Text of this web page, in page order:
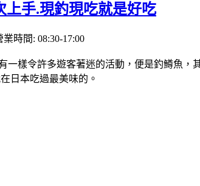
上手.現釣現吃就是好吃
時間: 08:30-17:00
樣令許多遊客著迷的活動，便是釣鱒魚，
日本吃過最美味的。